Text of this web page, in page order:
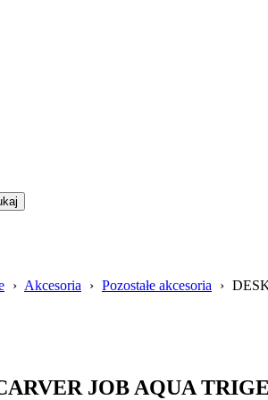
› Akcesoria › Pozostałe akcesoria ›
JOB AQUA